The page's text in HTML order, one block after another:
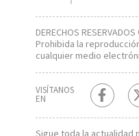
DERECHOS
Prohibida la
cualquier medio
VISÍTANOS
EN